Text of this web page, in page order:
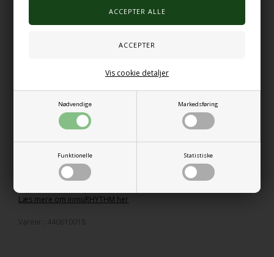
Nødvendige Markedsføring
Funktionelle Statistiske
Vis cookie detaljer
Navnet inmu står for “interaktiv musik”.
stopper efter et kort øjeblik. Ingen forvirrende knapper –
nogen forudgående erfaringer. Et redskab selv svage og kognitivt
Nem at bære
5 ports USB lader inkluderet
Læs mere om inmuRELAX her
Læs mere om inmuDANCE her
Læs mere om inmuRHYTHM her
Varenr.: 440610018